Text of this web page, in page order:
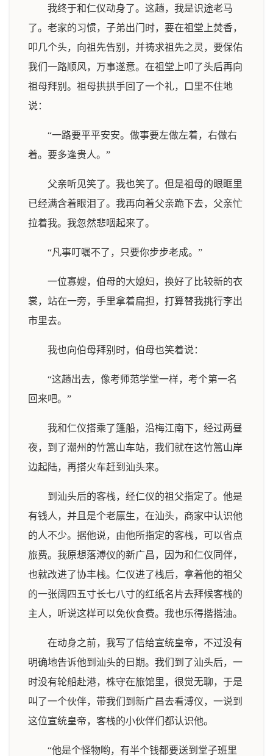
我终于和仁仪动身了。这趟，我是识途老马
了。老家的习惯，子弟出门时，要在祖堂上焚香，
叩几个头，向祖先告别，并祷求祖先之灵，要保佑
我们一路顺风，万事遂意。在祖堂上叩了头后再向
祖母拜别。祖母拱拱手回了一个礼，口里不住地
说：
“一路要平平安安。做事要左做左着，右做右
着。要多逢贵人。”
父亲听见笑了。我也笑了。但是祖母的眼眶里
已经满含着眼泪了。我再向着父亲跪下去，父亲忙
拉着我。我忽然悲咽起来了。
“凡事叮嘱不了，只要你步步老成。”
一位寡嫂，伯母的大媳妇，换好了比较新的衣
裳，站在一旁，手里拿着扁担，打算替我挑行李出
市里去。
我也向伯母拜别时，伯母也笑着说：
“这趟出去，像考师范学堂一样，考个第一名
回来吧。”
我和仁仪搭乘了篷船，沿梅江南下，经过两昼
夜，到了潮州的竹篙山车站，我们就在这竹篙山岸
边起陆，再搭火车赶到汕头来。
到汕头后的客栈，经仁仪的祖父指定了。他是
有钱人，并且是个老廪生，在汕头，商家中认识他
的人不少。据他说，由他所指定的客栈，可以省点
旅费。我原想落溥仪的新广昌，因为和仁仪同伴，
也就改进了协丰栈。仁仪进了栈后，拿着他的祖父
的一张阔四五寸长七八寸的红纸名片去拜候客栈的
主人，听说这样可以免伙食费。我也乐得揩揩油。
在动身之前，我写了信给宣统皇帝，不过没有
明确地告诉他到汕头的日期。我们到了汕头后，一
时没有轮船赴港，株守在旅馆里，很觉无聊，于是
叫了一个伙伴，带我们到新广昌去看溥仪，一说到
这位宣统皇帝，客栈的小伙伴们都认识他。
“他是个怪物哟，有半个钱都要送到堂子班里